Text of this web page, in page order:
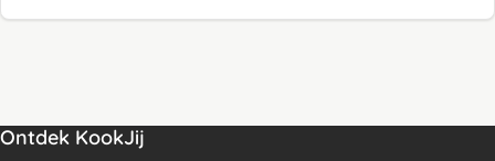
Ontdek KookJij